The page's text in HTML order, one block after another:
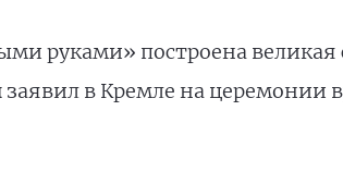
руками» построена великая
заявил в Кремле на церемонии